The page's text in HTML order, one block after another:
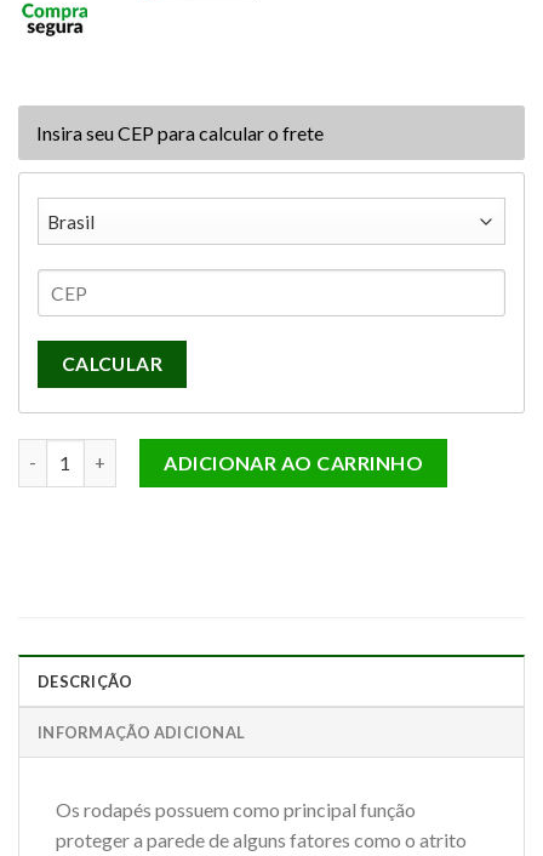
Insira seu CEP para calcular o frete
CALCULAR
ADICIONAR AO CARRINHO
DESCRIÇÃO
INFORMAÇÃO ADICIONAL
Os rodapés possuem como principal função
proteger a parede de alguns fatores como o atrito